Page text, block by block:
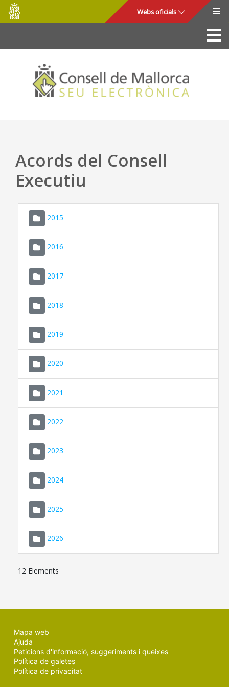
Salta al contingut principal
Consell
de
Mallorca
Webs oficials
La Seu
Consell de Mallorca
Accés i seguretat
Utilitats
Ajuda
Acords del Consell
Executiu
2015
2016
2017
2018
2019
2020
2021
2022
2023
2024
2025
2026
12 Elements
Mapa web
Ajuda
Peticions d'informació, suggeriments i queixes
Política de galetes
Política de privacitat